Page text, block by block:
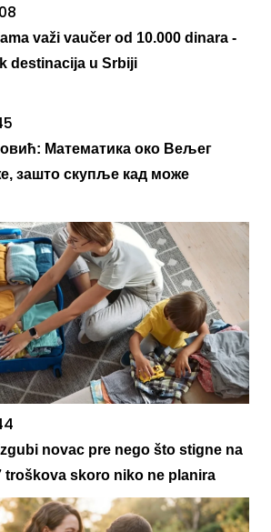
važi vaučer od 10.000 dinara -
destinacija u Srbiji
Математика око Вељег
зашто скупље кад може
novac pre nego što stigne na
troškova skoro niko ne planira